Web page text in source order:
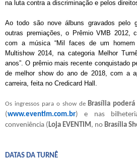
na luta contra a discriminação e pelos
Ao todo são nove álbuns gravados pelo
outras premiações, o Prêmio VMB 2012,
com a música “Mil faces de um
Multishow 2014, na categoria Melhor
anos”. O prêmio mais recente conquistado
de melhor show do ano de 2018, com a
carreira, feita no Credicard Hall.
Os ingressos para o show de Brasília
(www.eventim.com.br) e nas
conveniência ( Loja EVENTIM , no Brasília
DATAS DA TURNÊ